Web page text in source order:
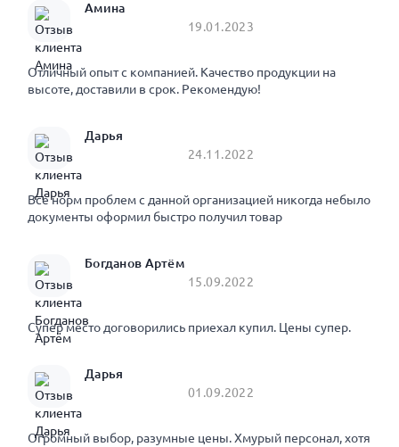
Амина
19.01.2023
Отличный опыт с компанией. Качество продукции на
высоте, доставили в срок. Рекомендую!
Дарья
24.11.2022
Все норм проблем с данной организацией никогда небыло
документы оформил быстро получил товар
Богданов Артём
15.09.2022
Супер место договорились приехал купил. Цены супер.
Дарья
01.09.2022
Огромный выбор, разумные цены. Хмурый персонал, хотя